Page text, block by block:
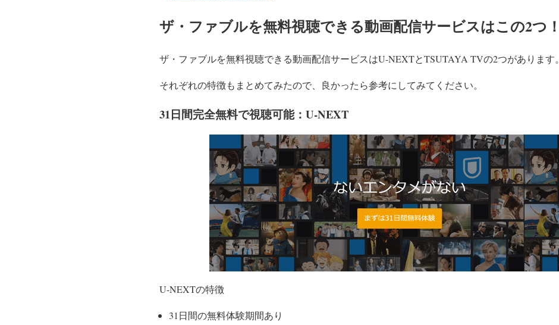
ザ・ファブルを無料視聴できる動画配信サービスはこの2つ！
ザ・ファブルを無料視聴できる動画配信サービスはU-NEXTとTSUTAYA TVの2つがあります。
それぞれの特徴もまとめてみたので、良かったら参考にしてみてください。
31日間完全無料で視聴可能：U-NEXT
U-NEXTの特徴
31日間の無料体験期間あり